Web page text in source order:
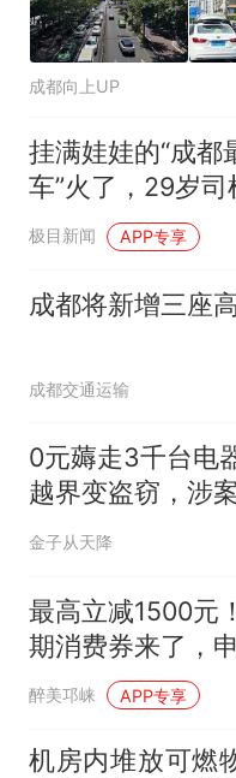
成都向上UP
挂满娃娃的“成都
车”火了，29岁司
车装扮得好看，
那么枯燥压抑
极目新闻 APP专享
成都将新增三座
成都交通运输
0元薅走3千台电
越界变盗窃，涉
终获刑
金子从天降
最高立减1500元
期消费券来了，
→
醉美邛崃 APP专享
机房内堆放可燃